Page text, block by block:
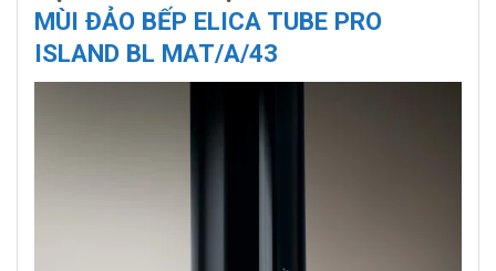
MÙI ĐẢO BẾP ELICA TUBE PRO
ISLAND BL MAT/A/43